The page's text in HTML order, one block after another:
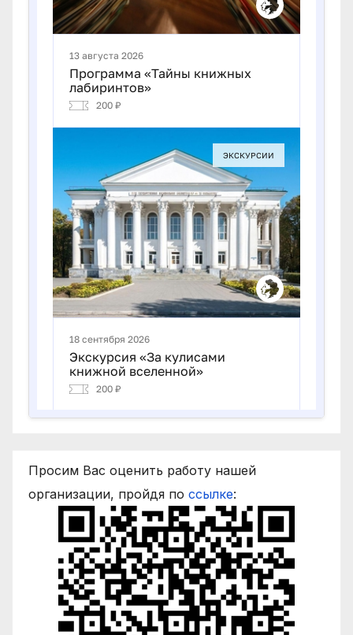
Просим Вас оценить работу нашей
организации, пройдя по ссылке: